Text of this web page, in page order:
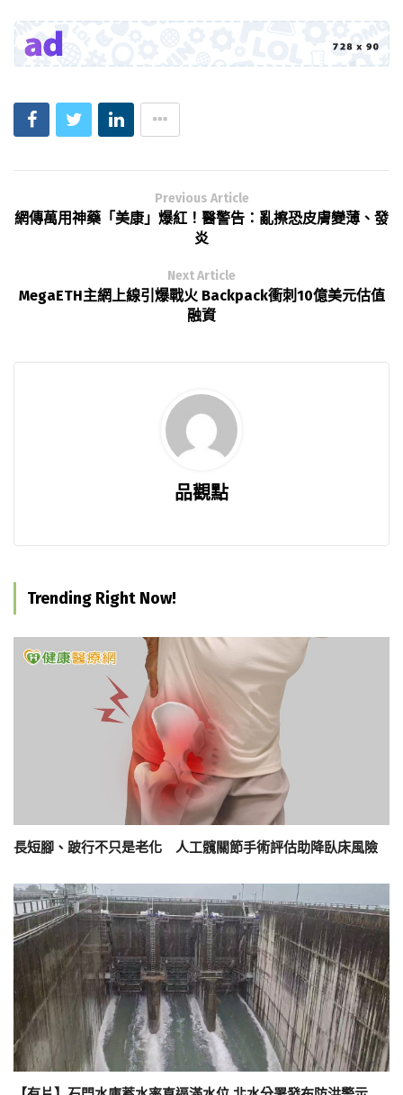
Previous Article
網傳萬用神藥「美康」爆紅！醫警告：亂擦恐皮膚變薄、發
炎
Next Article
MegaETH主網上線引爆戰火 Backpack衝刺10億美元估值
融資
品觀點
Trending Right Now!
長短腳、跛行不只是老化 人工髖關節手術評估助降臥床風險